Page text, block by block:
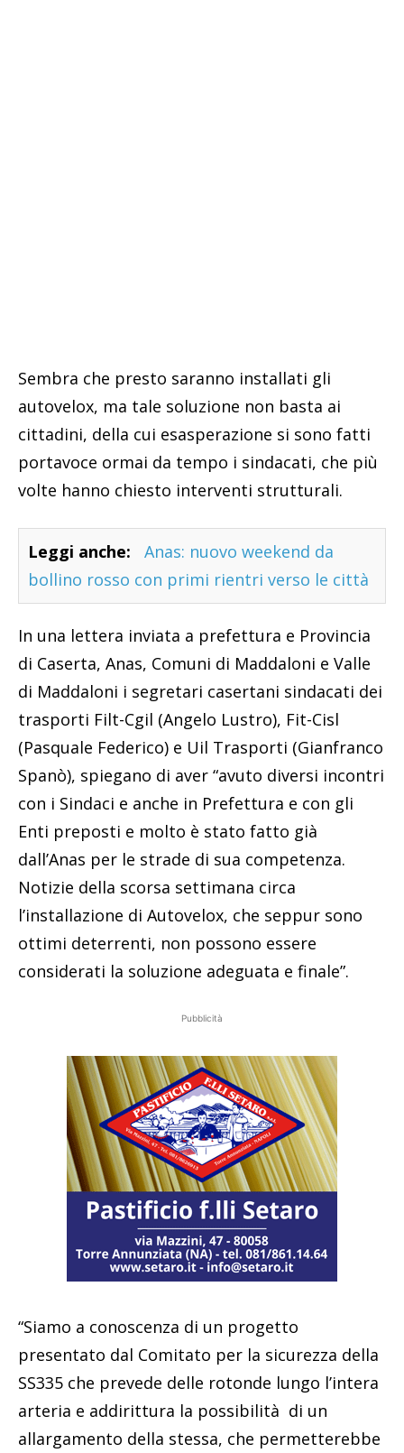
Sembra che presto saranno installati gli
autovelox, ma tale soluzione non basta ai
cittadini, della cui esasperazione si sono fatti
portavoce ormai da tempo i sindacati, che più
volte hanno chiesto interventi strutturali.
Leggi anche:
Anas: nuovo weekend da
bollino rosso con primi rientri verso le città
In una lettera inviata a prefettura e Provincia
di Caserta, Anas, Comuni di Maddaloni e Valle
di Maddaloni i segretari casertani sindacati dei
trasporti Filt-Cgil (Angelo Lustro), Fit-Cisl
(Pasquale Federico) e Uil Trasporti (Gianfranco
Spanò), spiegano di aver “avuto diversi incontri
con i Sindaci e anche in Prefettura e con gli
Enti preposti e molto è stato fatto già
dall’Anas per le strade di sua competenza.
Notizie della scorsa settimana circa
l’installazione di Autovelox, che seppur sono
ottimi deterrenti, non possono essere
considerati la soluzione adeguata e finale”.
Pubblicità
“Siamo a conoscenza di un progetto
presentato dal Comitato per la sicurezza della
SS335 che prevede delle rotonde lungo l’intera
arteria e addirittura la possibilità di un
allargamento della stessa, che permetterebbe